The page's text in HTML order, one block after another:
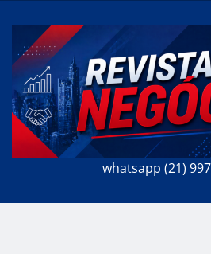
whatsapp (21)